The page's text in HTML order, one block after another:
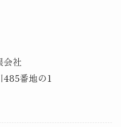
会社
番地の1